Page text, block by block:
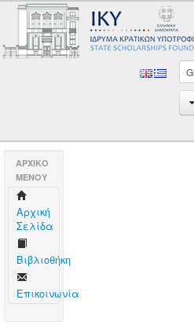
AΡΧΙΚΟ
ΜΕΝΟΥ
Aρχική
Σελίδα
Βιβλιοθήκη
Επικοινωνία